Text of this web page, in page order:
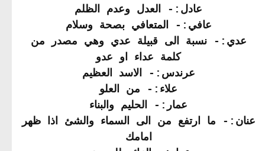
عادل:- العدل وعدم الظلم
عافي:- المتعافي بصحة وسلام
عدي:- نسبة الى قبيلة عدي وهي مصدر من
كلمة عداء او عدو
عرندس:- الاسد العظيم
علاء:- من العلو
عمار:- الحليم والبناء
عنان:- ما ارتفع من الى السماء والشئ اذا ظهر
امامك